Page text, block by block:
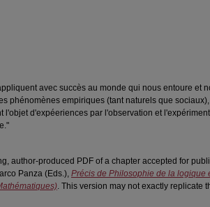
avec succès au monde qui nous entoure et
phénomènes empiriques (tant naturels que
l'objet d'expéeriences par l'observation et
author-produced PDF of a chapter accepted for
Panza (Eds.), Précis de Philosophie de la logique
. This version may not exactly replicate